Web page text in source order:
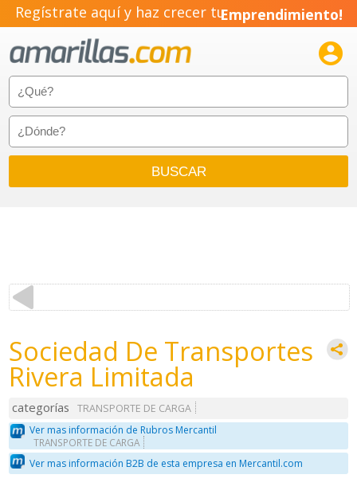
Regístrate aquí y haz crecer tuEmprendimiento!

Sociedad De Transportes
Rivera Limitada
categorías
TRANSPORTE DE CARGA
Ver mas información de Rubros Mercantil
TRANSPORTE DE CARGA
Ver mas información B2B de esta empresa en Mercantil.com